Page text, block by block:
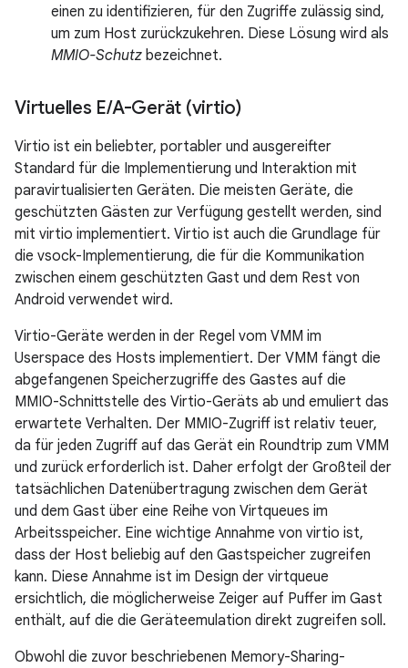
einen zu identifizieren, für den Zugriffe zulässig sind,
um zum Host zurückzukehren. Diese Lösung wird als
MMIO-Schutz bezeichnet.
Virtuelles E/A-Gerät (virtio)
Virtio ist ein beliebter, portabler und ausgereifter
Standard für die Implementierung und Interaktion mit
paravirtualisierten Geräten. Die meisten Geräte, die
geschützten Gästen zur Verfügung gestellt werden, sind
mit virtio implementiert. Virtio ist auch die Grundlage für
die vsock-Implementierung, die für die Kommunikation
zwischen einem geschützten Gast und dem Rest von
Android verwendet wird.
Virtio-Geräte werden in der Regel vom VMM im
Userspace des Hosts implementiert. Der VMM fängt die
abgefangenen Speicherzugriffe des Gastes auf die
MMIO-Schnittstelle des Virtio-Geräts ab und emuliert das
erwartete Verhalten. Der MMIO-Zugriff ist relativ teuer,
da für jeden Zugriff auf das Gerät ein Roundtrip zum VMM
und zurück erforderlich ist. Daher erfolgt der Großteil der
tatsächlichen Datenübertragung zwischen dem Gerät
und dem Gast über eine Reihe von Virtqueues im
Arbeitsspeicher. Eine wichtige Annahme von virtio ist,
dass der Host beliebig auf den Gastspeicher zugreifen
kann. Diese Annahme ist im Design der virtqueue
ersichtlich, die möglicherweise Zeiger auf Puffer im Gast
enthält, auf die die Geräteemulation direkt zugreifen soll.
Obwohl die zuvor beschriebenen Memory-Sharing-